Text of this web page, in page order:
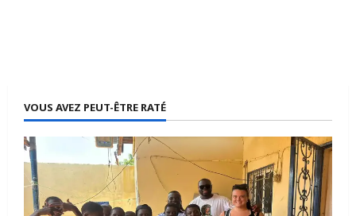
VOUS AVEZ PEUT-ÊTRE RATÉ